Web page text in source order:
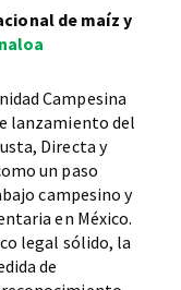
de maíz y
Campesina
lanzamiento del
Directa y
un paso
campesino y
en México.
legal sólido, la
de